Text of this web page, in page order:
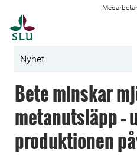
Nyhet
Bete minskar
metanutsläpp –
produktionen